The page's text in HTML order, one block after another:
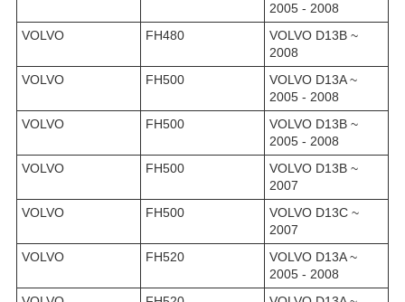
2005 - 2008
VOLVO
FH480
VOLVO D13B ~
2008
VOLVO
FH500
VOLVO D13A ~
2005 - 2008
VOLVO
FH500
VOLVO D13B ~
2005 - 2008
VOLVO
FH500
VOLVO D13B ~
2007
VOLVO
FH500
VOLVO D13C ~
2007
VOLVO
FH520
VOLVO D13A ~
2005 - 2008